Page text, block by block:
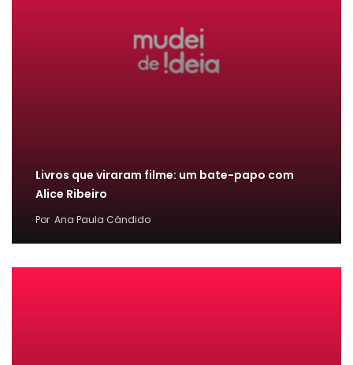
Livros que viraram filme: um bate-papo com
Alice Ribeiro
Por Ana Paula Cândido